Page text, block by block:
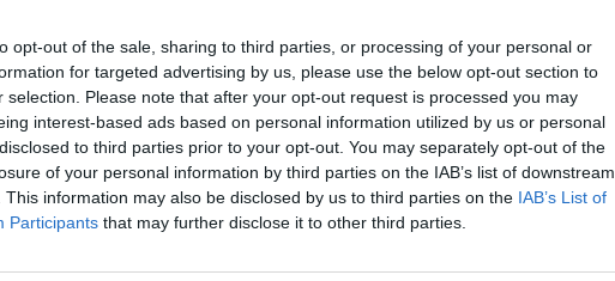
opt-out of the sale, sharing to third parties, or processing of your personal or
for targeted advertising by us, please use the below opt-out section to
selection. Please note that after your opt-out request is processed you may
interest-based ads based on personal information utilized by us or personal
to third parties prior to your opt-out. You may separately opt-out of the
of your personal information by third parties on the IAB’s list of downstream
This information may also be disclosed by us to third parties on the IAB’s List of
Participants that may further disclose it to other third parties.
pe câmp
este un tânăr român de 24 de ani,